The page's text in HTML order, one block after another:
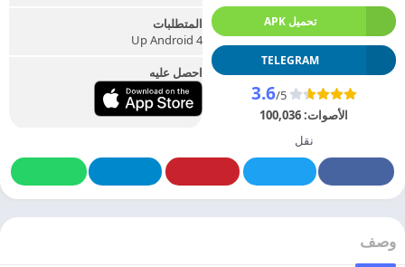
تحميل APK
TELEGRAM
3.6/5
الأصوات:100,036
نقل
المتطلبات
Up Android 4
احصل عليه
وصف